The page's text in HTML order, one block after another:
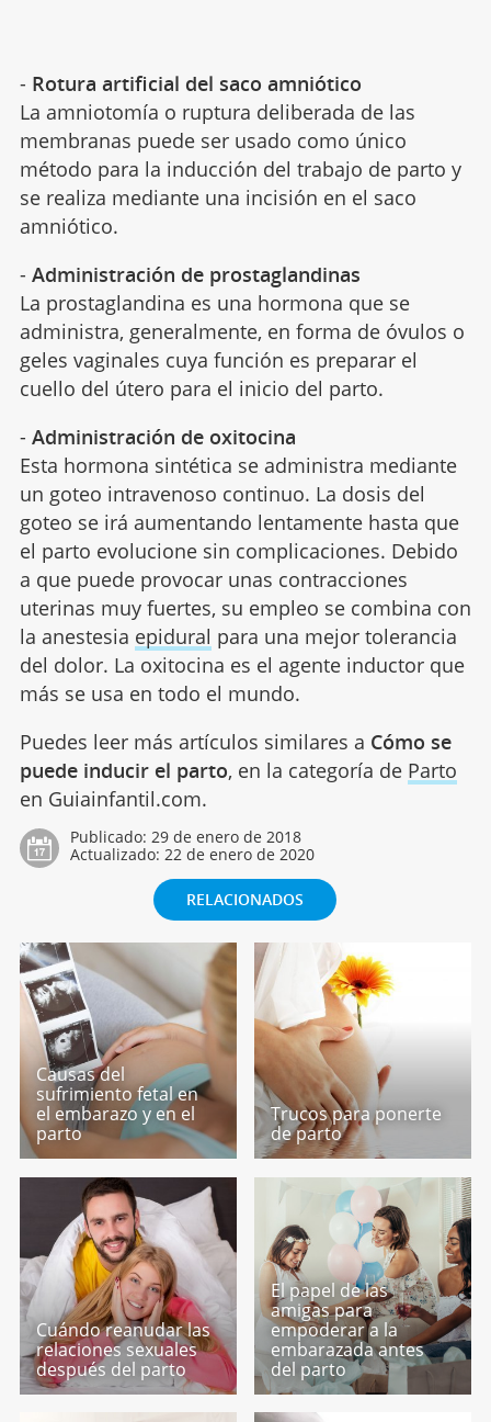
- Rotura artificial del saco amniótico
La amniotomía o ruptura deliberada de las
membranas puede ser usado como único
método para la inducción del trabajo de parto y
se realiza mediante una incisión en el saco
amniótico.
- Administración de prostaglandinas
La prostaglandina es una hormona que se
administra, generalmente, en forma de óvulos o
geles vaginales cuya función es preparar el
cuello del útero para el inicio del parto.
- Administración de oxitocina
Esta hormona sintética se administra mediante
un goteo intravenoso continuo. La dosis del
goteo se irá aumentando lentamente hasta que
el parto evolucione sin complicaciones. Debido
a que puede provocar unas contracciones
uterinas muy fuertes, su empleo se combina con
la anestesia epidural para una mejor tolerancia
del dolor. La oxitocina es el agente inductor que
más se usa en todo el mundo.
Puedes leer más artículos similares a Cómo se
puede inducir el parto, en la categoría de Parto
en Guiainfantil.com.
Publicado: 29 de enero de 2018
Actualizado: 22 de enero de 2020
RELACIONADOS
Causas del
sufrimiento fetal en
el embarazo y en el
parto
Trucos para ponerte
de parto
Cuándo reanudar las
relaciones sexuales
después del parto
El papel de las
amigas para
empoderar a la
embarazada antes
del parto